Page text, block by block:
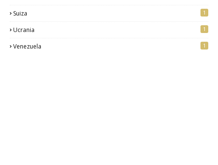
Suiza
1
Ucrania 1
Venezuela 1